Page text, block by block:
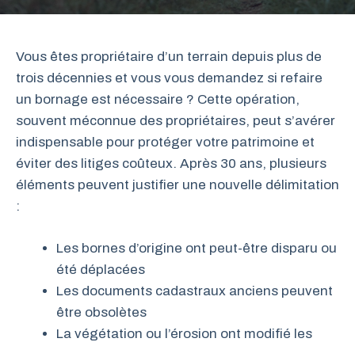
Vous êtes propriétaire d’un terrain depuis plus de
trois décennies et vous vous demandez si refaire
un bornage est nécessaire ? Cette opération,
souvent méconnue des propriétaires, peut s’avérer
indispensable pour protéger votre patrimoine et
éviter des litiges coûteux. Après 30 ans, plusieurs
éléments peuvent justifier une nouvelle délimitation
:
Les bornes d’origine ont peut-être disparu ou
été déplacées
Les documents cadastraux anciens peuvent
être obsolètes
La végétation ou l’érosion ont modifié les